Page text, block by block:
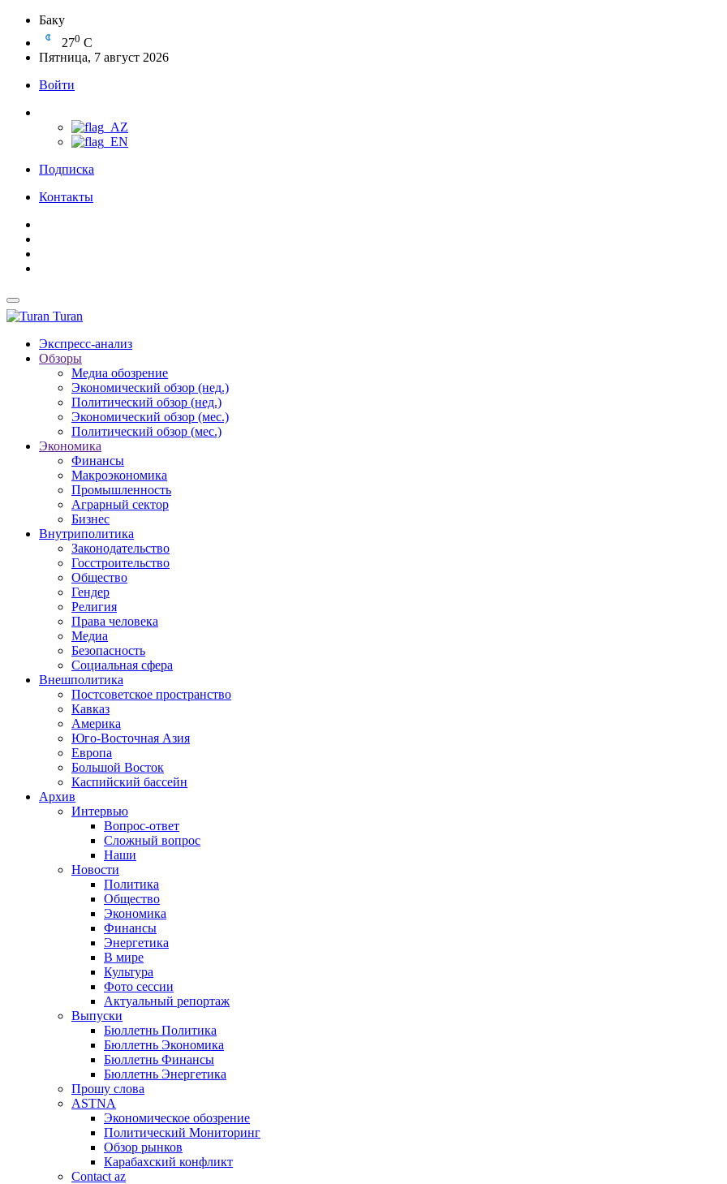
Баку
270 C
Пятница, 7 август 2026
Войти
Подписка
Контакты
Turan
Экспресс-анализ
Обзоры
Медиа обозрение
Экономический обзор (нед.)
Политический обзор (нед.)
Экономический обзор (мес.)
Политический обзор (мес.)
Экономика
Финансы
Макроэкономика
Промышленность
Аграрный сектор
Бизнес
Внутриполитика
Законодательство
Госстроительство
Общество
Гендер
Религия
Права человека
Медиа
Безопасность
Социальная сфера
Внешполитика
Постсоветское пространство
Кавказ
Америка
Юго-Восточная Азия
Европа
Большой Восток
Каспийский бассейн
Архив
Интервью
Вопрос-ответ
Сложный вопрос
Наши
Новости
Политика
Общество
Экономика
Финансы
Энергетика
В мире
Культура
Фото сессии
Актуальный репортаж
Выпуски
Бюллетнь Политика
Бюллетнь Экономика
Бюллетнь Финансы
Бюллетнь Энергетика
Прошу слова
ASTNA
Экономическое обозрение
Политический Мониторинг
Обзор рынков
Карабахский конфликт
Contact az